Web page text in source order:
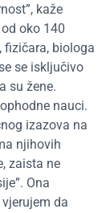
kaže
oko 140
fizičara, biologa
se isključivo
su žene.
nauci.
izazova na
njihovih
zaista ne
Ona
da